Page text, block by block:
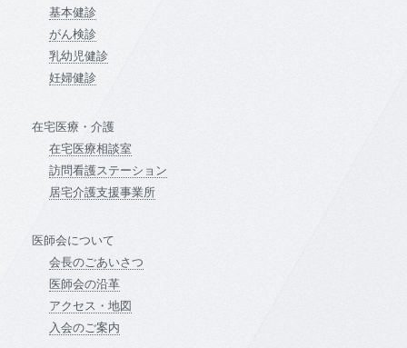
基本健診
がん検診
乳幼児健診
妊婦健診
在宅医療・介護
在宅医療相談室
訪問看護ステーション
居宅介護支援事業所
医師会について
会長のごあいさつ
医師会の沿革
アクセス・地図
入会のご案内